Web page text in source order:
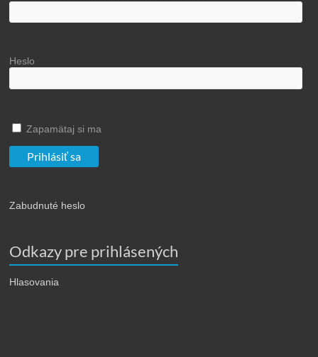
Heslo
Zapamätaj si ma
Zabudnuté heslo
Odkazy pre prihlásených
Hlasovania